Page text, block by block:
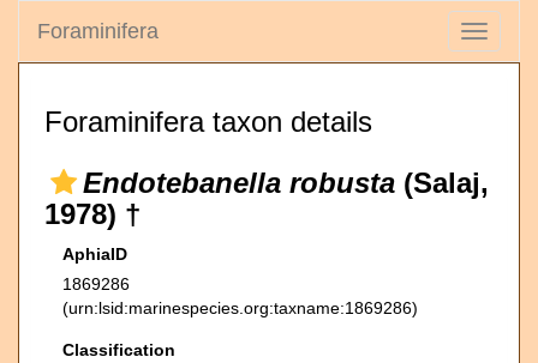
Toggle
Foraminifera
Foraminifera taxon details
Endotebanella robusta (Salaj,
1978) †
AphiaID
1869286
(urn:lsid:marinespecies.org:taxname:1869286)
Classification